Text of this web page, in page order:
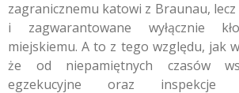
zagranicznemu katowi z Braunau, lecz
i zagwarantowane wyłącznie
miejskiemu. A to z tego względu, jak
że od niepamiętnych czasów
egzekucyjne oraz inspekcje